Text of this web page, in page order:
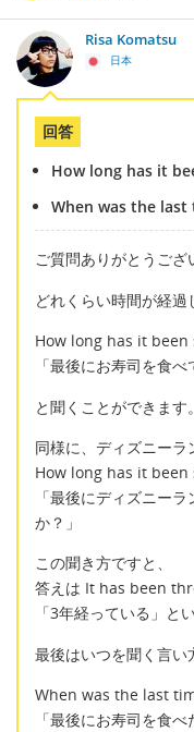
Risa Komatsu
日本
回答
How long has it
When was the
ご質問ありがとうござ
どれくらい時間が経過
How long has it
「最後にお寿司を食
と聞くことができます。
同様に、ディズニーラ
How long has it
「最後にディズニー
か？」
この聞き方ですと、
答えは It has been
「3年経っている」と
最後はいつを聞く言い
When was the last
「最後にお寿司を食